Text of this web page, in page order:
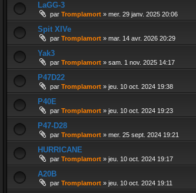
LaGG-3
par Tromplamort » mer. 29 janv. 2025 20:06
Spit XIVe
par Tromplamort » mar. 14 avr. 2026 20:29
Yak3
par Tromplamort » sam. 1 nov. 2025 14:17
P47D22
par Tromplamort » jeu. 10 oct. 2024 19:38
P40E
par Tromplamort » jeu. 10 oct. 2024 19:23
P47-D28
par Tromplamort » mer. 25 sept. 2024 19:21
HURRICANE
par Tromplamort » jeu. 10 oct. 2024 19:17
A20B
par Tromplamort » jeu. 10 oct. 2024 19:11